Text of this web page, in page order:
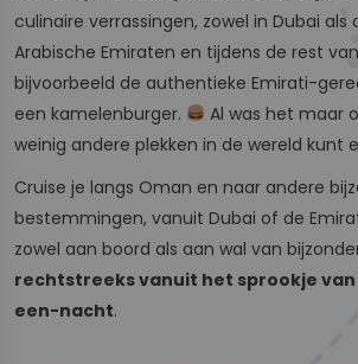
culinaire verrassingen, zowel in Dubai als
Arabische Emiraten en tijdens de rest
bijvoorbeeld de authentieke Emirati-
een kamelenburger.
Al was het maar
weinig andere plekken in de wereld kunt
Cruise je langs Oman en naar andere
bestemmingen, vanuit Dubai of de
zowel aan boord als aan wal van
rechtstreeks vanuit het sprookje
een-nacht.